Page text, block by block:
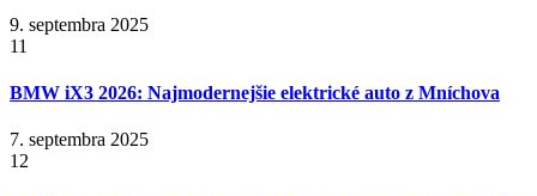
9. septembra 2025
11
BMW iX3 2026: Najmodernejšie elektrické auto z Mníchova
7. septembra 2025
12